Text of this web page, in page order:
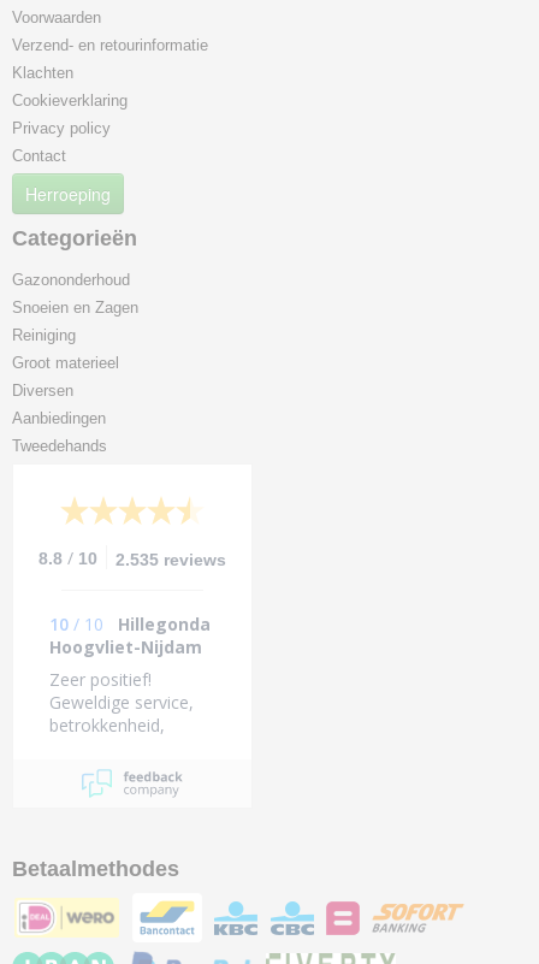
Voorwaarden
Verzend- en retourinformatie
Klachten
Cookieverklaring
Privacy policy
Contact
Herroeping
Categorieën
Gazononderhoud
Snoeien en Zagen
Reiniging
Groot materieel
Diversen
Aanbiedingen
Tweedehands
8.8 / 10 2.535 reviews
10 / 10
Hillegonda
Hoogvliet-Nijdam
Zeer positief!
Geweldige service,
betrokkenheid,
medewerkers met
grote kennis van
Betaalmethodes